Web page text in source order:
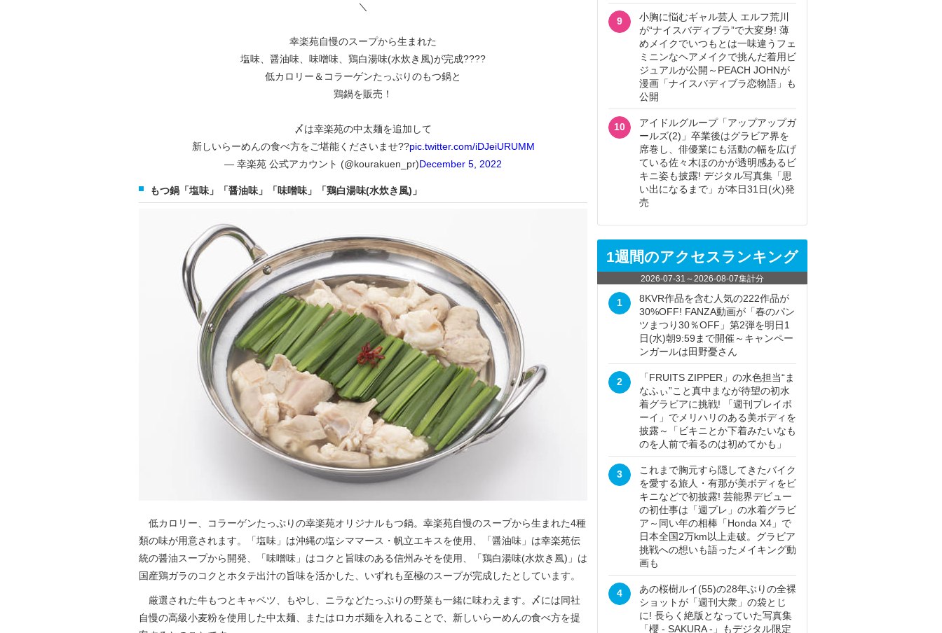
＼
幸楽苑自慢のスープから生まれた
塩味、醤油味、味噌味、鶏白湯味(水炊き風)が完成????
低カロリー＆コラーゲンたっぷりのもつ鍋と
鶏鍋を販売！
〆は幸楽苑の中太麺を追加して
新しいらーめんの食べ方をご堪能くださいませ??pic.twitter.com/iDJeiURUMM
— 幸楽苑 公式アカウント (@kourakuen_pr)December 5, 2022
もつ鍋「塩味」「醤油味」「味噌味」「鶏白湯味(水炊き風)」
低カロリー、コラーゲンたっぷりの幸楽苑オリジナルもつ鍋。幸楽苑自慢のスープから生まれた4種
類の味が用意されます。「塩味」は沖縄の塩シママース・帆立エキスを使用、「醤油味」は幸楽苑伝
統の醤油スープから開発、「味噌味」はコクと旨味のある信州みそを使用、「鶏白湯味(水炊き風)」は
国産鶏ガラのコクとホタテ出汁の旨味を活かした、いずれも至極のスープが完成したとしています。
厳選された牛もつとキャベツ、もやし、ニラなどたっぷりの野菜も一緒に味わえます。〆には同社
自慢の高級小麦粉を使用した中太麺、またはロカボ麺を入れることで、新しいらーめんの食べ方を提
9
小胸に悩むギャル芸人 エルフ荒川
が“ナイスバディブラ”で大変身! 薄
めメイクでいつもとは一味違うフェ
ミニンなヘアメイクで挑んだ着用ビ
ジュアルが公開～PEACH JOHNが
漫画「ナイスバディブラ恋物語」も
公開
10
アイドルグループ「アップアップガ
ールズ(2)」卒業後はグラビア界を
席巻し、俳優業にも活動の幅を広げ
ている佐々木ほのかが透明感あるビ
キニ姿も披露! デジタル写真集「思
い出になるまで」が本日31日(火)発
売
1週間のアクセスランキング
2026-07-31 ～2026-08-07集計分
1
8KVR作品を含む人気の222作品が
30%OFF! FANZA動画が「春のパン
ツまつり30％OFF」第2弾を明日1
日(水)朝9:59まで開催～キャンペー
ンガールは田野憂さん
2
「FRUITS ZIPPER」の水色担当“ま
なふぃ”こと真中まなが待望の初水
着グラビアに挑戦! 「週刊プレイボ
ーイ」でメリハリのある美ボディを
披露～「ビキニとか下着みたいなも
のを人前で着るのは初めてかも」
3
これまで胸元すら隠してきたバイク
を愛する旅人・有那が美ボディをビ
キニなどで初披露! 芸能界デビュー
の初仕事は「週プレ」の水着グラビ
ア～同い年の相棒「Honda X4」で
日本全国2万km以上走破。グラビア
挑戦への想いも語ったメイキング動
画も
4
あの桜樹ルイ(55)の28年ぶりの全裸
ショットが「週刊大衆」の袋とじ
に! 長らく絶版となっていた写真集
「櫻 - SAKURA -」もデジタル限定